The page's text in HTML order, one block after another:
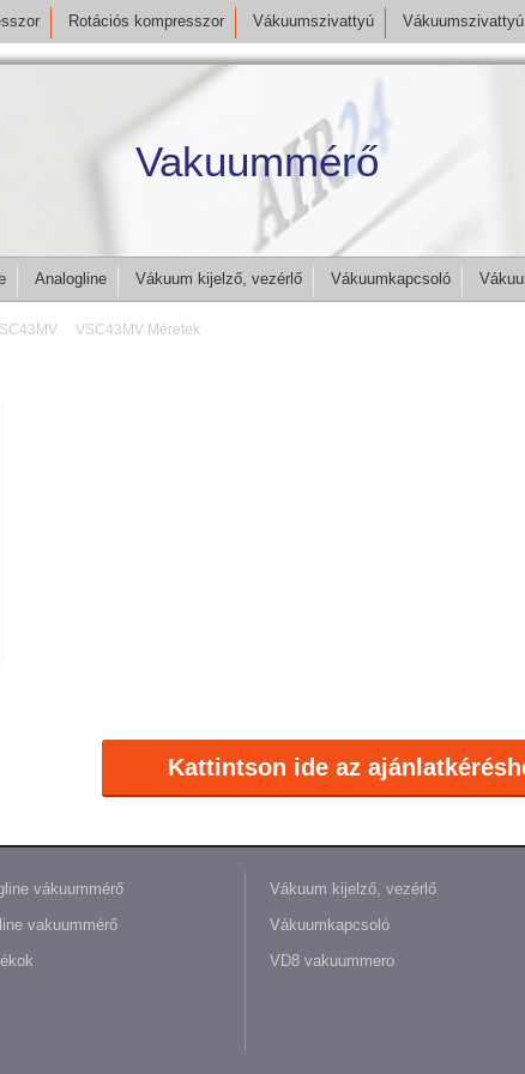
Rotációs kompresszor Vákuumszivattyú
Vakuummérő
Analogline Vákuum kijelző, vezérlő Vákuumkapcsoló
VSC43MV Méretek
Kattintson ide az
vákuummérő
vakuummérő
Vákuum kijelző, vezérlő
Vákuumkapcsoló
VD8 vakuummero